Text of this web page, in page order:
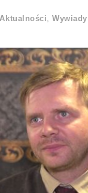
Aktualności ,Wywiady